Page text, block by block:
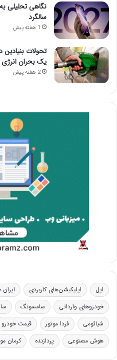
نگاهی تحلیلی
سالگرد
1 هفته پیش
تحولات
یک بحران
2 هفته پیش
اپل اپلیکیشن‌های کاربردی
خودروهای وارداتی
سامسونگ
شیائومی
فردا موتور قیمت خودرو
هوش مصنوعی
پردازنده کرمان